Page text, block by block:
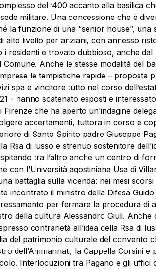
del ‘400 accanto alla basilica
militare. Una concessione che è
la funzione di una “senior house”, una
alto livello per anziani, con annesso
i residenti e trovato dubbioso, anche dal
Comune. Anche le stesse modalità del
le tempistiche rapide – proposta
spa e vincitore tutto nel corso
- hanno scatenato esposti e
Firenze che ha aperto un’indagine
accertamenti, tuttora in corso e
di Santo Spirito padre Giuseppe
Rsa di lusso e strenuo sostenitore
tra l’altro anche un centro di
con l’Università agostiniana Usa di
battaglia sulla vicenda: nei mesi scorsi
incontrato il ministro della Difesa
per fermare la procedura di
della cultura Alessandro Giuli. Anche
contrarietà all’idea della Rsa di
del patrimonio culturale del convento
dell’Ammannati, la Cappella Corsini e
Interlocuzioni tra Pagano e gli uffici